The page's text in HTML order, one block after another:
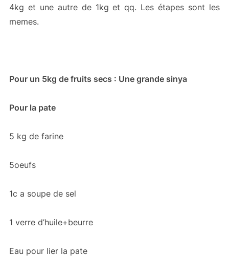
4kg et une autre de 1kg et qq. Les étapes sont les
memes.
Pour un 5kg de fruits secs : Une grande sinya
Pour la pate
5 kg de farine
5oeufs
1c a soupe de sel
1 verre d’huile+beurre
Eau pour lier la pate